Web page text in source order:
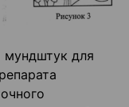
для